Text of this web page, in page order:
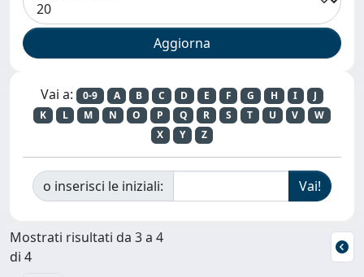
Vai a: 0-9 A B C D E F G H I
J
K
L M N O P Q R S T U V
W
X
Y Z
o inserisci le iniziali:
Mostrati risultati da 3 a 4
di 4